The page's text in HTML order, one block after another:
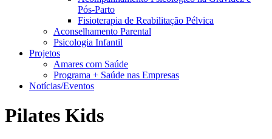
Pós-Parto
Fisioterapia de Reabilitação Pélvica
Aconselhamento Parental
Psicologia Infantil
Projetos
Amares com Saúde
Programa + Saúde nas Empresas
Notícias/Eventos
Pilates Kids